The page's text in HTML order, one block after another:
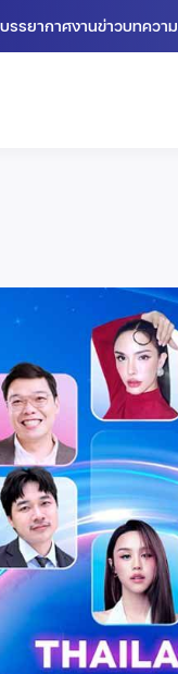
รรยากาศงานข่าวบทความ